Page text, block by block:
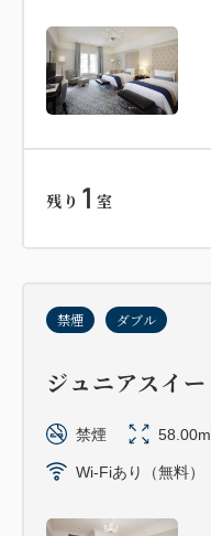
残り 1 室
禁煙 ダブル
ジュニアスイー
禁煙 58.00m
Wi-Fiあり（無料）